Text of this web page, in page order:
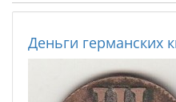
Деньги германских